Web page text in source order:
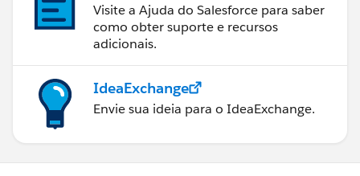
Visite a Ajuda do Salesforce para saber
como obter suporte e recursos
adicionais.
IdeaExchange
Envie sua ideia para o IdeaExchange.